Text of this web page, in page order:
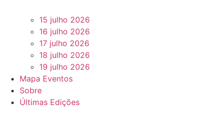
15 julho 2026
16 julho 2026
17 julho 2026
18 julho 2026
19 julho 2026
Mapa Eventos
Sobre
Últimas Edições